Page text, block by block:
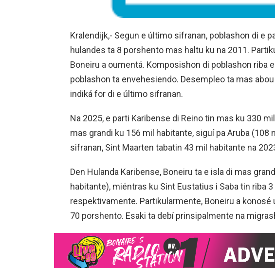
Kralendijk,- Segun e último sifranan, poblashon di e
hulandes ta 8 porshento mas haltu ku na 2011.
Boneiru a oumentá. Komposishon di poblashon riba
poblashon ta envehesiendo. Desempleo ta mas abou
indiká for di e último sifranan.
Na 2025, e parti Karibense di Reino tin mas ku 330
mas grandi ku 156 mil habitante, siguí pa Aruba (108
sifranan, Sint Maarten tabatin 43 mil habitante na
Den Hulanda Karibense, Boneiru ta e isla di mas
habitante), miéntras ku Sint Eustatius i Saba tin riba
respektivamente. Partikularmente, Boneiru a
70 porshento. Esaki ta debí prinsipalmente na